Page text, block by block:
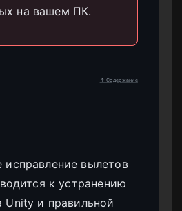
на вашем ПК.
↑ Содержание
исправление вылетов
к устранению
Unity и правильной